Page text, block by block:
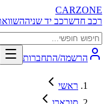
CARZONE
רכב חדשרכב יד שניה
הרשמה/התחברות
ראשי